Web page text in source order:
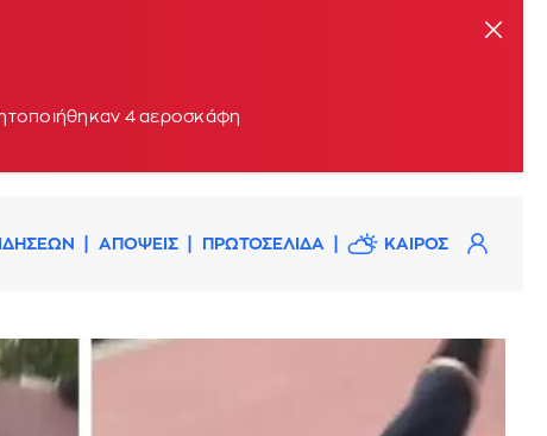
4 αεροσκάφη
ΑΠΟΨΕΙΣ ΠΡΩΤΟΣΕΛΙΔΑ ΚΑΙΡΟΣ